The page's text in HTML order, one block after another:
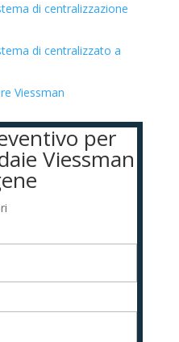
di centralizzazione
di centralizzato a
Viessman
per
Viessman